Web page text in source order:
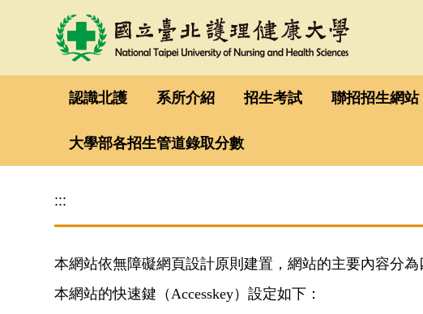
要
認識北護 系所介紹 招生考試 聯招招生網站
大學部各招生管道錄取分數
:::
本網站依無障礙網頁設計原則建置，網站的主要內容分
本網站的快速鍵（Accesskey）設定如下：